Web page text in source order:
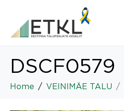
DSCF0579
Home VEINIMÄE TALU